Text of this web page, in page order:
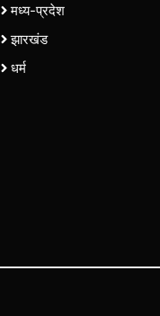
मध्य-प्रदेश
झारखंड
धर्म